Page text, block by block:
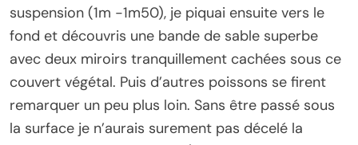
suspension (1m -1m50), je piquai ensuite vers le
fond et découvris une bande de sable superbe
avec deux miroirs tranquillement cachées sous ce
couvert végétal. Puis d’autres poissons se firent
remarquer un peu plus loin. Sans être passé sous
la surface je n’aurais surement pas décelé la